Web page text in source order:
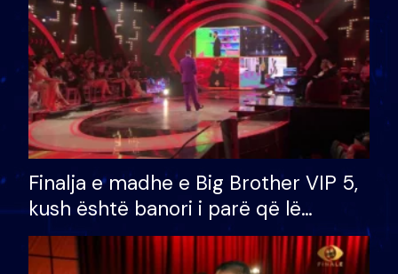
Finalja e madhe e Big Brother VIP 5,
kush është banori i parë që lë
shtëpinë dhe humb mundësinë për
të fituar çmimin e madh